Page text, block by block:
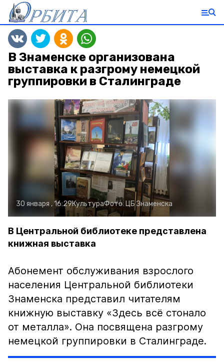
В Знаменске организована
выставка к разгрому немецкой
группировки в Сталинграде
30 января , 16:29КультураФото: ЦБ Знаменска
В Центральной библиотеке представлена
книжная выставка
Абонемент обслуживания взрослого
населения Центральной библиотеки
Знаменска представил читателям
книжную выставку «Здесь всё стонало
от металла». Она посвящена разгрому
немецкой группировки в Сталинграде.